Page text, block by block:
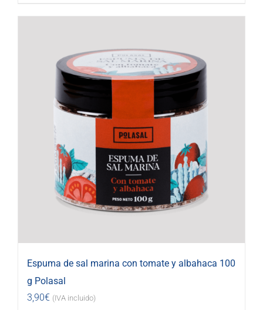
Espuma de sal marina con tomate y albahaca 100
g Polasal
3,90€ (IVA incluido)